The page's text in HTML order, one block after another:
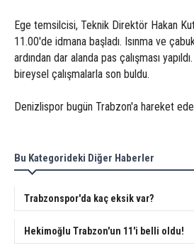
Ege temsilcisi, Teknik Direktör Hakan
11.00'de idmana başladı. Isınma ve
ardından dar alanda pas çalışması
bireysel çalışmalarla son buldu.
Denizlispor bugün Trabzon'a hareket
Bu Kategorideki Diğer Haberler
Trabzonspor'da kaç eksik var?
Hekimoğlu Trabzon'un 11'i belli oldu!